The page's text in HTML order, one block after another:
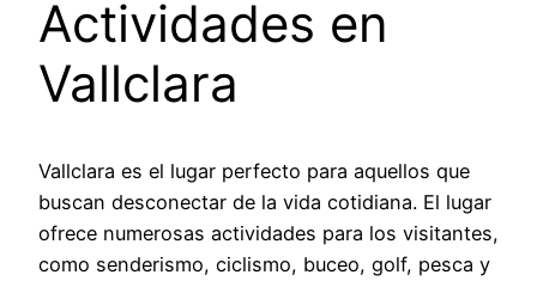
Actividades en
Vallclara
Vallclara es el lugar perfecto para aquellos que
buscan desconectar de la vida cotidiana. El lugar
ofrece numerosas actividades para los visitantes,
como senderismo, ciclismo, buceo, golf, pesca y